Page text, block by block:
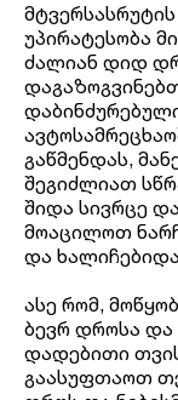
უპირატესობა
ძალიან დიდ
გაწმენდას,
შეგიძლიათ
შიდა სივრცე
მოაცილოთ
და
ასე რომ,
ბევრ დროსა
დადებითი
გაასუფთაოთ